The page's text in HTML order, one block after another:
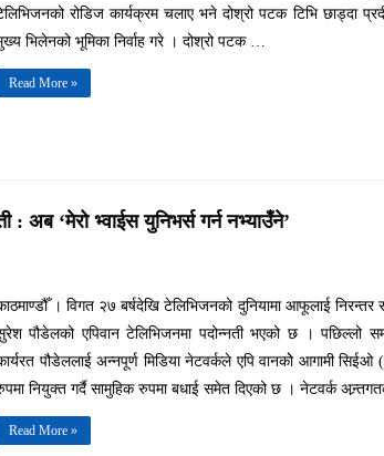
रोडिज कार्यक्रम चलाए भने दोश्रो पटक टिभि छाड्दा
भिलेनको भूमिका निर्वाह गरे । दोश्रो पटक …
Read More »
अब ‘मेरो भ्वाईस युनिभर्स गर्न नभ्याउँने’
। विगत २७ बर्षदेखि टेलिभिजनको दुनियामा आफूलाई निरन्तर
पौडेलको एपिवान टेलिभिजनमा पदोन्नती भएको छ । पछिल्लो
पौडेललाई अन्नपूर्ण मिडिया नेटवर्कले एपि वानकोे आगामी
नियुक्त गर्दै सामुहिक रुपमा बधाई समेत दिएको छ । नेटवर्क
Read More »